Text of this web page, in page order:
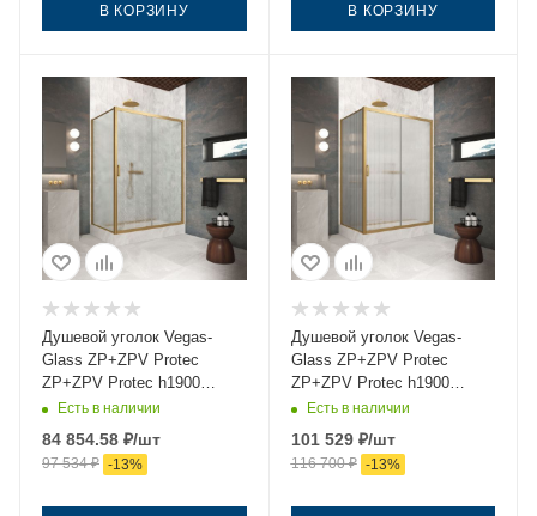
В КОРЗИНУ В КОРЗИНУ
Душевой уголок Vegas-
Glass ZP+ZPV Protec
ZP+ZPV Protec h1900
170*95 03 02 170х95 стекло
рифленое профиль золото
без поддона
Есть в наличии
84 854.58 ₽/шт
97 534₽ -13%
Душевой уголок Vegas-
Glass ZP+ZPV Protec
ZP+ZPV Protec h1900
170*95 03 Moru 170х95
стекло рифленое профиль
золото без поддона
Есть в наличии
101 529₽/шт
116 700₽ -13%